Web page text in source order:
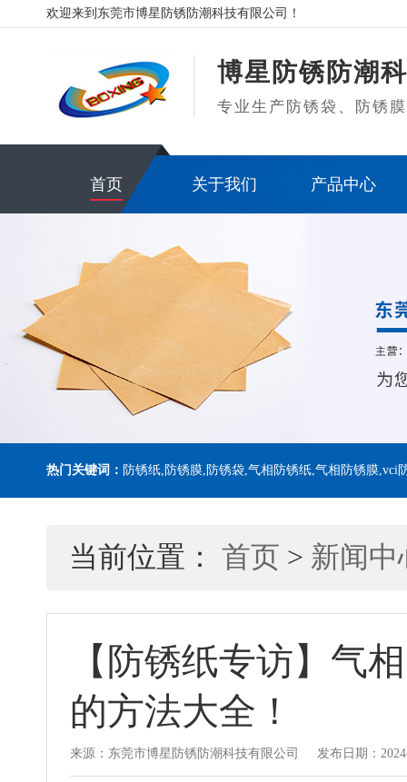
欢迎来到东莞市博星防锈防潮科技有限公司！
博星防锈防潮
专业生产防锈袋、防锈
首页 关于我们 产品中心
热门关键词： 防锈纸,防锈膜,防锈袋,气相防锈纸,气相防锈膜,vci
当前位置：首页 > 新闻中
【防锈纸专访】气
的方法大全！
来源：东莞市博星防锈防潮科技有限公司 发布日期：